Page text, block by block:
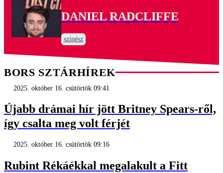
DANIEL RADCLIFFE
színész
BORS SZTÁRHÍREK
2025. október 16. csütörtök 09:41
Újabb drámai hír jött Britney Spears-ről,
így csalta meg volt férjét
2025. október 16. csütörtök 09:16
Rubint Rékáékkal megalakult a Fitt